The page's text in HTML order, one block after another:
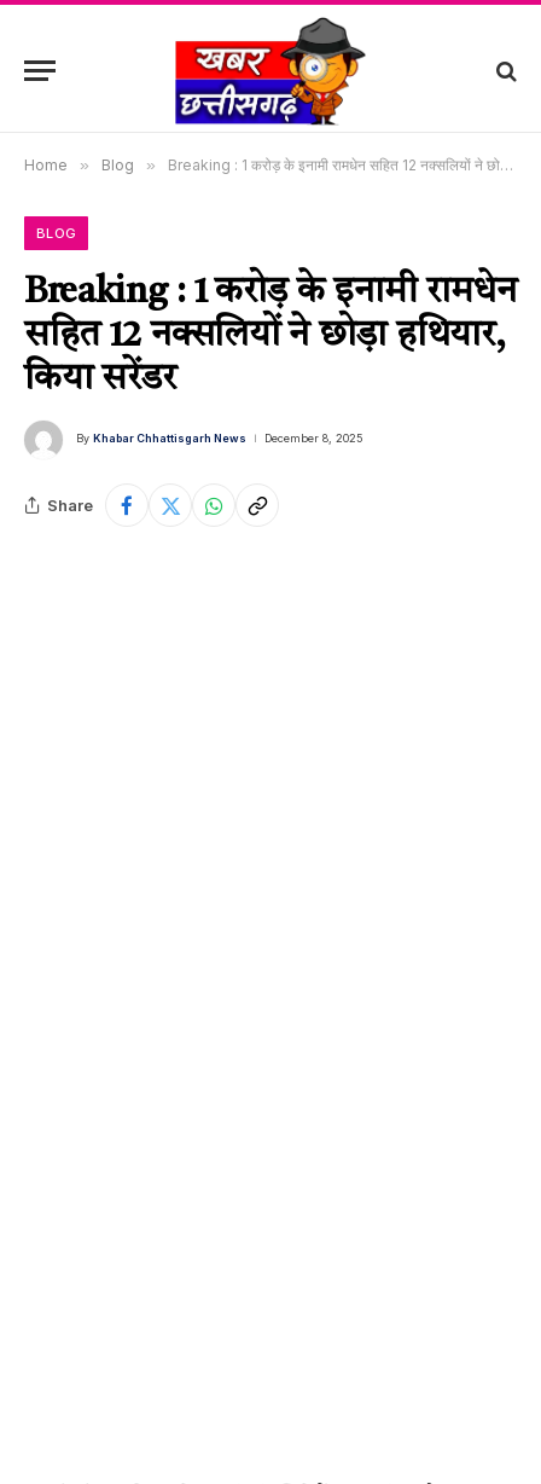
Home » Blog » Breaking : 1 करोड़ के इनामी रामधेन सहित 12 नक्सलियों ने छोड़ा हथियार, किया सरेंडर
BLOG
Breaking : 1 करोड़ के इनामी रामधेन
सहित 12 नक्सलियों ने छोड़ा हथियार,
किया सरेंडर
By Khabar Chhattisgarh News December 8, 2025
Share